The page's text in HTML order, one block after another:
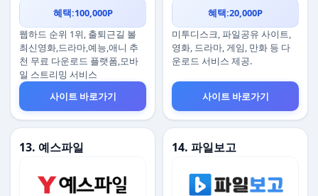
혜택:100,000P
웹하드 순위 1위, 출퇴근길 볼
최신영화,드라마,예능,애니 추
천 무료 다운로드 플랫폼,모바
일 스트리밍 서비스
사이트 바로가기
혜택:20,000P
미투디스크, 파일공유 사이트,
영화, 드라마, 게임, 만화 등 다
운로드 서비스 제공.
사이트 바로가기
13. 예스파일 14. 파일보고